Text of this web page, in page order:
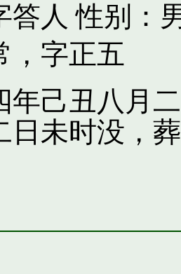
答人 性别：
，字正五
年己丑八月
日未时没，